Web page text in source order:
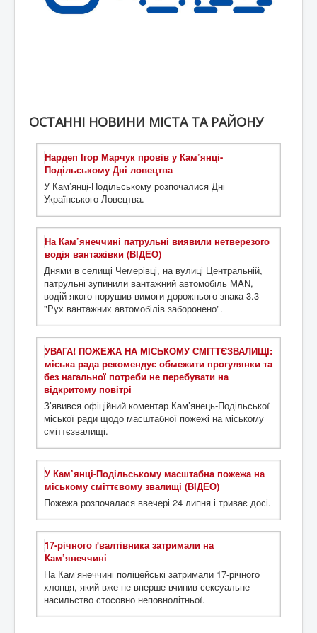
ОСТАННІ НОВИНИ МІСТА ТА РАЙОНУ
Нардеп Ігор Марчук провів у Кам’янці-
Подільському Дні ловецтва
У Кам’янці-Подільському розпочалися Дні
Українського Ловецтва.
На Кам’янеччині патрульні виявили нетверезого
водія вантажівки (ВІДЕО)
Днями в селищі Чемерівці, на вулиці Центральній,
патрульні зупинили вантажний автомобіль MAN,
водій якого порушив вимоги дорожнього знака 3.3
"Рух вантажних автомобілів заборонено".
УВАГА! ПОЖЕЖА НА МІСЬКОМУ СМІТТЄЗВАЛИЩІ:
міська рада рекомендує обмежити прогулянки та
без нагальної потреби не перебувати на
відкритому повітрі
З’явився офіційний коментар Кам’янець-Подільської
міської ради щодо масштабної пожежі на міському
сміттєзвалищі.
У Кам’янці-Подільському масштабна пожежа на
міському сміттєвому звалищі (ВІДЕО)
Пожежа розпочалася ввечері 24 липня і триває досі.
17-річного ґвалтівника затримали на
Кам’янеччині
На Камʼянеччині поліцейські затримали 17-річного
хлопця, який вже не вперше вчинив сексуальне
насильство стосовно неповнолітньої.